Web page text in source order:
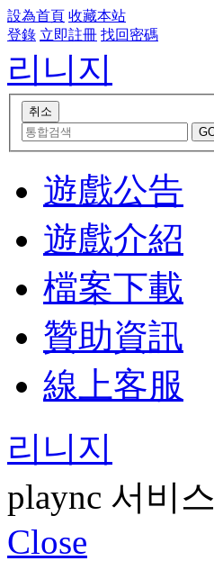
設為首頁 收藏本站
登錄 立即註冊 找回密碼
리니지
遊戲公告
遊戲介紹
檔案下載
贊助資訊
線上客服
리니지
plaync 서비스
Close